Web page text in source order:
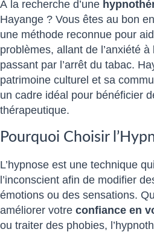
À la recherche d’une
Hayange ? Vous êtes au bon
une méthode reconnue pour
problèmes, allant de l’anxiété
passant par l’arrêt du tabac.
patrimoine culturel et sa
un cadre idéal pour bénéficier
thérapeutique.
Pourquoi Choisir
L’hypnose est une technique
l’inconscient afin de modifier
émotions ou des sensations.
améliorer votre confiance en
ou traiter des phobies,